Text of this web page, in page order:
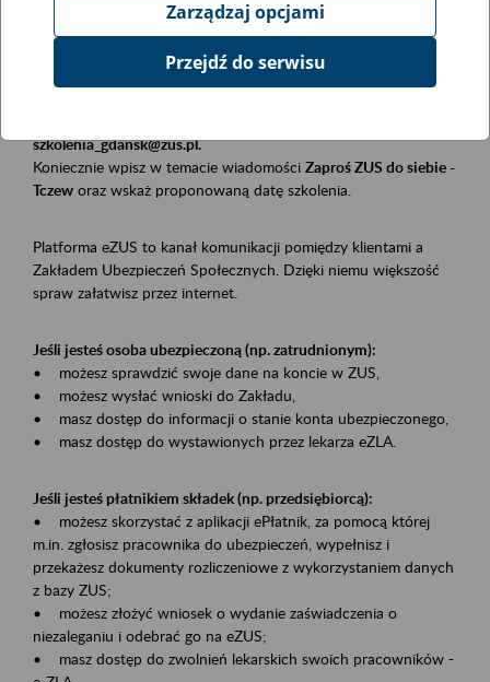
Opis wydarzenia
Szkolenie stacjonarne w siedzibie firmy, instytucji, urzędu.
szkolenia_gdansk@zus.pl.
Koniecznie wpisz w temacie wiadomości Zaproś ZUS do siebie -
Tczew oraz wskaż proponowaną datę szkolenia.
Platforma eZUS to kanał komunikacji pomiędzy klientami a
Zakładem Ubezpieczeń Społecznych. Dzięki niemu większość
spraw załatwisz przez internet.
Jeśli jesteś osoba ubezpieczoną (np. zatrudnionym):
• możesz sprawdzić swoje dane na koncie w ZUS,
• możesz wysłać wnioski do Zakładu,
• masz dostęp do informacji o stanie konta ubezpieczonego,
• masz dostęp do wystawionych przez lekarza eZLA.
Jeśli jesteś płatnikiem składek (np. przedsiębiorcą):
• możesz skorzystać z aplikacji ePłatnik, za pomocą której
m.in. zgłosisz pracownika do ubezpieczeń, wypełnisz i
przekażesz dokumenty rozliczeniowe z wykorzystaniem danych
z bazy ZUS;
• możesz złożyć wniosek o wydanie zaświadczenia o
niezaleganiu i odebrać go na eZUS;
• masz dostęp do zwolnień lekarskich swoich pracowników -
Zarządzaj opcjami
Przejdź do serwisu